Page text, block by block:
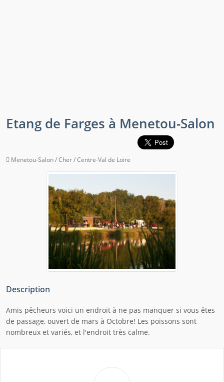
Etang de Farges à Menetou-Salon
Menetou-Salon / Cher / Centre-Val de Loire
Description
Amis pêcheurs voici un endroit à ne pas manquer si vous êtes
de passage, ouvert de mars à Octobre! Les poissons sont
nombreux et variés, et l'endroit très calme.